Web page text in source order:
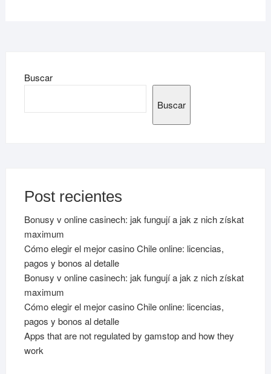
Buscar
Buscar
Post recientes
Bonusy v online casinech: jak fungují a jak z nich získat
maximum
Cómo elegir el mejor casino Chile online: licencias,
pagos y bonos al detalle
Bonusy v online casinech: jak fungují a jak z nich získat
maximum
Cómo elegir el mejor casino Chile online: licencias,
pagos y bonos al detalle
Apps that are not regulated by gamstop and how they
work